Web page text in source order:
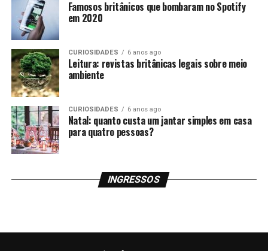
O Museu de História Natural de Londres destaca-se logo
de cara pela fachada neorromântica. Dentro da
construção, porém, encontramos uma exposição bem
mais moderna que a do seu equivalente nova-iorquino.
Há espaço para réplicas de animais em tamanho natural,
exposições sobre a anatomia das mais diversas espécies e
a imperdível área dedicada aos dinossauros.
Famosos britânicos que bombaram no Spotify
em 2020
CURIOSIDADES 6 anos ago
Leitura: revistas britânicas legais sobre meio
ambiente
CURIOSIDADES 6 anos ago
Natal: quanto custa um jantar simples em casa
para quatro pessoas?
INGRESSOS